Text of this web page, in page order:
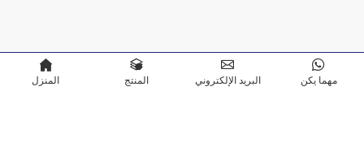
المنزل المنتج البريد الإلكتروني مهما يكن